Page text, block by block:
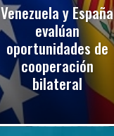
Venezuela y España
evalúan
oportunidades de
cooperación
bilateral